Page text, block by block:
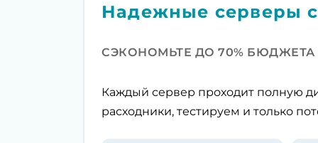
Надежные серверы
СЭКОНОМЬТЕ ДО 70% БЮДЖЕТА
Каждый сервер проходит полную
расходники, тестируем и только